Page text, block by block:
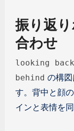
振り返
合わせ
looking
behind の構
す。背中と顔
インと表情を